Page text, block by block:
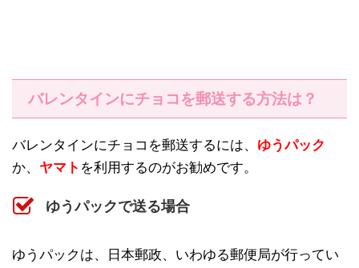
バレンタインにチョコを郵送する方法は？
バレンタインにチョコを郵送するには、 ゆうパック
か、 ヤマト を利用するのがお勧めです。
ゆうパックで送る場合
ゆうパックは、日本郵政、いわゆる郵便局が行ってい